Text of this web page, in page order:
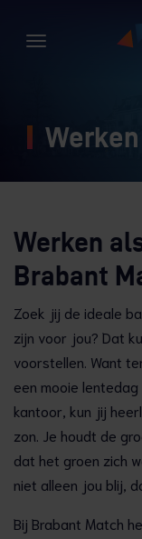
Werken
Brabant
Zoek jij de ideale
zijn voor jou? Dat
voorstellen. Want
een mooie
kantoor, kun jij
zon. Je houdt de
dat het groen zich
niet alleen jou blij,
Bij Brabant Match